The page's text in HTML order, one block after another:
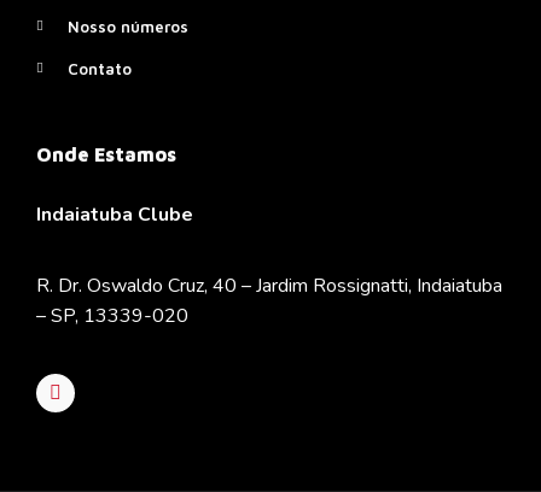
Nosso números
Contato
Onde Estamos
Indaiatuba Clube
R. Dr. Oswaldo Cruz, 40 – Jardim Rossignatti, Indaiatuba
– SP, 13339-020